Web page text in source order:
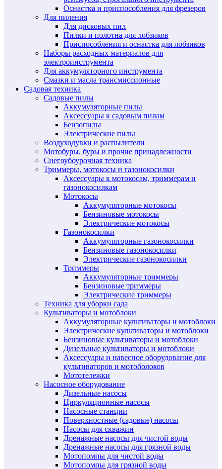
Оснастка и приспособления для фрезеров
Для пиления
Для дисковых пил
Пилки и полотна для лобзиков
Приспособления и оснастка для лобзиков
Наборы расходных материалов для
электроинструмента
Для аккумуляторного инструмента
Смазки и масла трансмиссионные
Садовая техника
Садовые пилы
Аккумуляторные пилы
Аксессуары к садовым пилам
Бензопилы
Электрические пилы
Воздуходувки и распылители
Мотобуры, буры и прочие принадлежности
Снегоубоурочная техника
Триммеры, мотокосы и газонокосилки
Аксессуары к мотокосам, триммерам и
газонокосилкам
Мотокосы
Аккумуляторные мотокосы
Бензиновые мотокосы
Электрические мотокосы
Газонокосилки
Аккумуляторные газонокосилки
Бензиновые газонокосилки
Электрические газонокосилки
Триммеры
Аккумуляторные триммеры
Бензиновые триммеры
Электрические триммеры
Техника для уборки сада
Культиваторы и мотоблоки
Аккумуляторные культиваторы и мотоблоки
Электрические культиваторы и мотоблоки
Бензиновые культиваторы и мотоблоки
Дизельные культиваторы и мотоблоки
Аксессуары и навесное оборудование для
культиваторов и мотоболоков
Мототележки
Насосное оборудование
Дизельные насосы
Циркуляционные насосы
Насосные станции
Поверхностные (садовые) насосы
Насосы для скважин
Дренажные насосы для чистой воды
Дренажные насосы для грязной воды
Мотопомпы для чистой воды
Мотопомпы для грязной воды